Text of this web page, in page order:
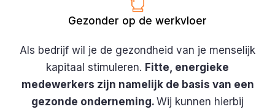
Gezonder op de werkvloer
Als bedrijf wil je de gezondheid van je menselijk
kapitaal stimuleren. Fitte, energieke
medewerkers zijn namelijk de basis van een
gezonde onderneming. Wij kunnen hierbij